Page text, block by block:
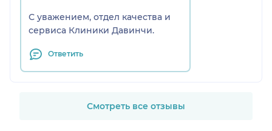
С уважением, отдел качества и
сервиса Клиники Давинчи.
Ответить
Смотреть все отзывы